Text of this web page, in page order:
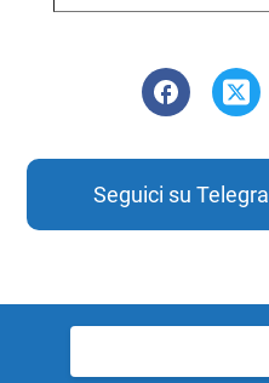
Seguici su
per: